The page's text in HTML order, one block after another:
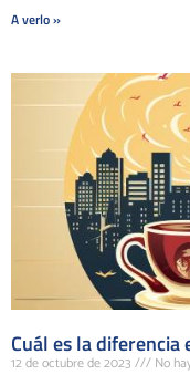
A verlo »
Cuál es la
12 de octubre de 2023
No